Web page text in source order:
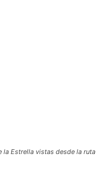
la Estrella vistas desde la ruta